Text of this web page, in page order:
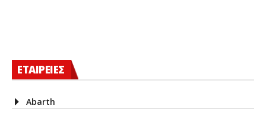
ΕΤΑΙΡΕΙΕΣ
Abarth